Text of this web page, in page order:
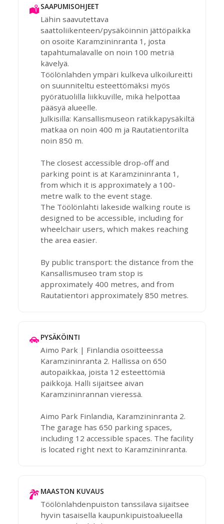
SAAPUMISOHJEET
Lähin saavutettava
saattoliikenteen/pysäköinnin jättöpaikka
on osoite Karamzininranta 1, josta
tapahtumalavalle on noin 100 metriä
kävelyä.
Töölönlahden ympäri kulkeva ulkoilureitti
on suunniteltu esteettömäksi myös
pyörätuolilla liikkuville, mikä helpottaa
pääsyä alueelle.
Julkisilla: Kansallismuseon ratikkapysäkiltä
matkaa on noin 400 m ja Rautatientorilta
noin 850 m.
The closest accessible drop-off and
parking point is at Karamzininranta 1,
from which it is approximately a 100-
metre walk to the event stage.
The Töölönlahti lakeside walking route is
designed to be accessible, including for
wheelchair users, which makes reaching
the area easier.
By public transport: the distance from the
Kansallismuseo tram stop is
approximately 400 metres, and from
Rautatientori approximately 850 metres.
PYSÄKÖINTI
Aimo Park | Finlandia osoitteessa
Karamzininranta 2. Hallissa on 650
autopaikkaa, joista 12 esteettömiä
paikkoja. Halli sijaitsee aivan
Karamzininrannan vieressä.
Aimo Park Finlandia, Karamzininranta 2.
The garage has 650 parking spaces,
including 12 accessible spaces. The facility
is located right next to Karamzininranta.
MAASTON KUVAUS
Töölönlahdenpuiston tanssilava sijaitsee
hyvin tasaisella kaupunkipuistoalueella